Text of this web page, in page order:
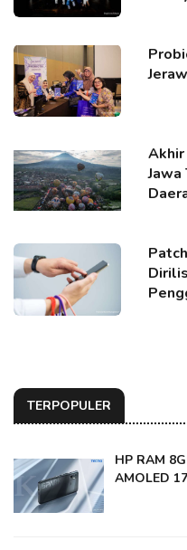
Akhir
Jawa
TERPOPULER
HP RAM
AMOLED